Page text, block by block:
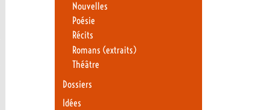
Nouvelles
Poésie
Récits
Romans (extraits)
Théâtre
Dossiers
Idées